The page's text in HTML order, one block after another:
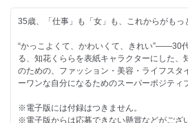
ALL口コミ 大人のハワイ
Part1 長谷川 潤のとっておき My Private
Part2 Hawaiiマニア17人が選ぶ ディープな
Part3 女・妻・母が本音でTALK それぞれの
Part4 ハワイ旅がもっと楽しくなる あるあ
協力社リスト
Part 15 恥ずかしながら… ｢私、コレやめた
次号予告
堂本 剛『なら（ず）もん』
Domani的・今月の『おしゃれ特ダネ』ノー
Go！ Go！ Sports Girl！
“きちんと”VS“こなれた”春はバージョンUPで
ドマトリックス
PART 2 きちんとシルバーVSこなれたゴール
PART 3 きちんとプリーツVSこなれたタイト
PART 4 女はだれでも、ピンクが似合う
PART 5 気になってました── ショートパンツ
35歳、「仕事」も「女」も、これからがもっ
“かっこよくて、かわいくて、きれい”――30
る、知花くららを表紙キャラクターにした、
のための、ファッション・美容・ライフスタ
ーワンな自分になるためのスーパーポジティ
※電子版には付録はつきません。
※電子版からは応募できない懸賞などがござ